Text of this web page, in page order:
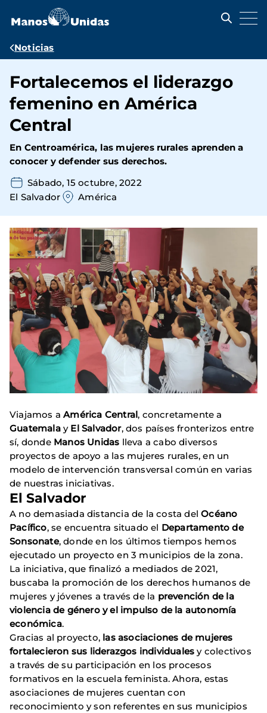
contenido
Ruta
navegación
Noticias
Fortalecemos el liderazgo
femenino en América
Central
En Centroamérica, las mujeres rurales aprenden a
conocer y defender sus derechos.
Sábado, 15 octubre, 2022
El Salvador
América
Viajamos aAmérica Central, concretamente a
Guatemala y El Salvador, dos países fronterizos entre
sí, donde Manos Unidas lleva a cabo diversos
proyectos de apoyo a las mujeres rurales, en un
modelo de intervención transversal común en varias
de nuestras iniciativas.
El Salvador
A no demasiada distancia de la costa delOcéano
Pacífico, se encuentra situado el Departamento de
Sonsonate, donde en los últimos tiempos hemos
ejecutado un proyecto en 3 municipios de la zona.
La iniciativa, que finalizó a mediados de 2021,
buscaba la promoción de los derechos humanos de
mujeres y jóvenes a través de la prevención de la
violencia de género y el impulso de la autonomía
económica.
Gracias al proyecto, las asociaciones de mujeres
fortalecieron sus liderazgos individuales y colectivos
a través de su participación en los procesos
formativos en la escuela feminista. Ahora, estas
asociaciones de mujeres cuentan con
reconocimiento y son referentes en sus municipios